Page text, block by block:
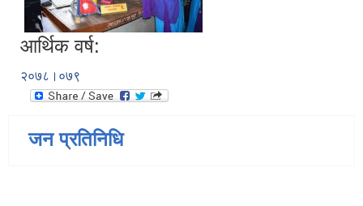
आर्थिक वर्ष:
२०७८।०७९
जन प्रतिनिधि